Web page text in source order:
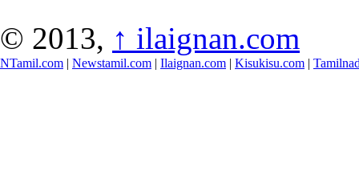
© 2013, ↑ ilaignan.com
NTamil.com | Newstamil.com | Ilaignan.com | Kisukisu.com |